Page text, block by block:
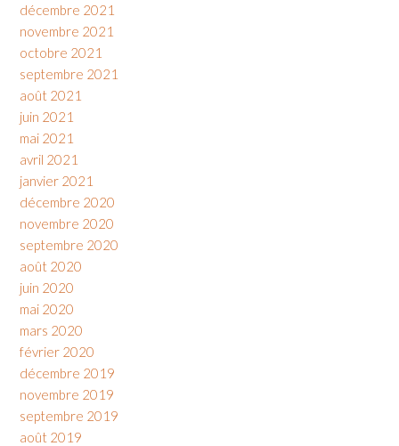
décembre 2021
novembre 2021
octobre 2021
septembre 2021
août 2021
juin 2021
mai 2021
avril 2021
janvier 2021
décembre 2020
novembre 2020
septembre 2020
août 2020
juin 2020
mai 2020
mars 2020
février 2020
décembre 2019
novembre 2019
septembre 2019
août 2019